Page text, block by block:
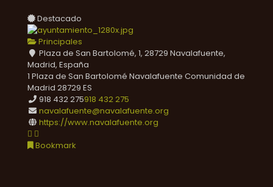
Destacado
Principales
Plaza de San Bartolomé, 1, 28729 Navalafuente,
Madrid, España
1 Plaza de San Bartolomé Navalafuente Comunidad de
Madrid 28729 ES
918 432 275918 432 275
navalafuente@navalafuente.org
https://www.navalafuente.org
Bookmark